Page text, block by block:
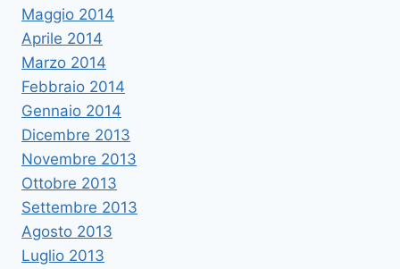
Maggio 2014
Aprile 2014
Marzo 2014
Febbraio 2014
Gennaio 2014
Dicembre 2013
Novembre 2013
Ottobre 2013
Settembre 2013
Agosto 2013
Luglio 2013